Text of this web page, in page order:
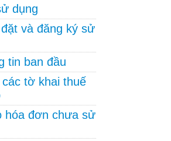
dụng
và đăng ký sử
tin ban đầu
tờ khai thuế
hóa đơn chưa sử